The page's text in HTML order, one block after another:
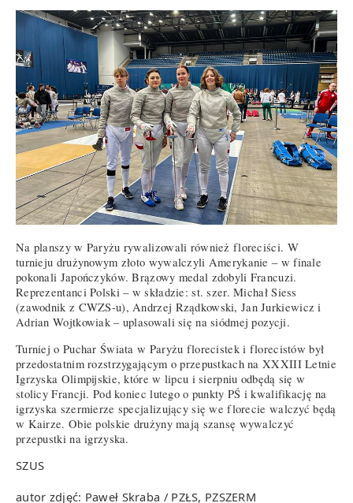
Na planszy w Paryżu rywalizowali również floreciści. W
turnieju drużynowym złoto wywalczyli Amerykanie – w finale
pokonali Japończyków. Brązowy medal zdobyli Francuzi.
Reprezentanci Polski – w składzie: st. szer. Michał Siess
(zawodnik z CWZS-u), Andrzej Rządkowski, Jan Jurkiewicz i
Adrian Wojtkowiak – uplasowali się na siódmej pozycji.
Turniej o Puchar Świata w Paryżu florecistek i florecistów był
przedostatnim rozstrzygającym o przepustkach na XXXIII Letnie
Igrzyska Olimpijskie, które w lipcu i sierpniu odbędą się w
stolicy Francji. Pod koniec lutego o punkty PŚ i kwalifikację na
igrzyska szermierze specjalizujący się we florecie walczyć będą
w Kairze. Obie polskie drużyny mają szansę wywalczyć
przepustki na igrzyska.
SZUS
autor zdjęć: Paweł Skraba / PZŁS, PZSZERM